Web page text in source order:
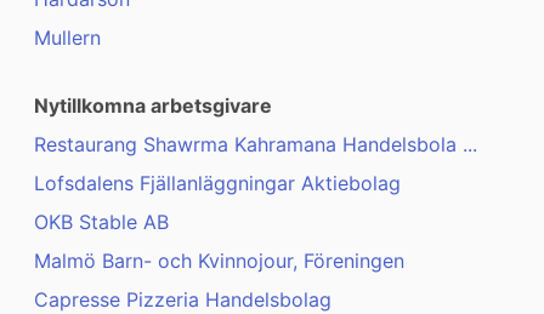
Mullern
Nytillkomna arbetsgivare
Restaurang Shawrma Kahramana Handelsbola ...
Lofsdalens Fjällanläggningar Aktiebolag
OKB Stable AB
Malmö Barn- och Kvinnojour, Föreningen
Capresse Pizzeria Handelsbolag